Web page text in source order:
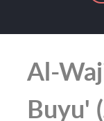
Al-
Buyu'